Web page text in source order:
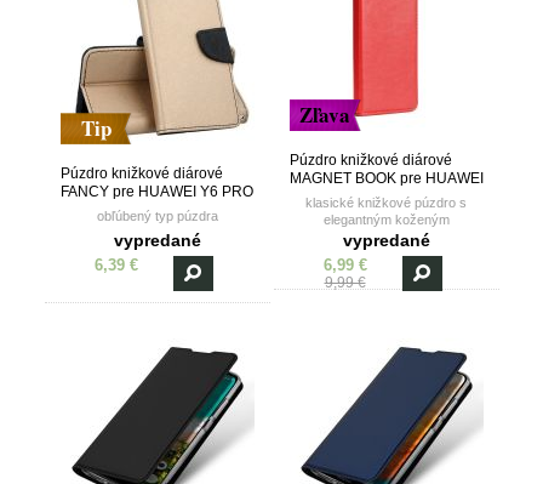
Tip
Púzdro knižkové diárové
FANCY pre HUAWEI Y6 PRO
(2019)/HONOR PLAY 8A -
obľúbený typ púzdra
vypredané
6,39 €
Zľava
Púzdro knižkové diárové
MAGNET BOOK pre HUAWEI
Y6 PRO (2019)/HONOR
PLAY 8A - červené
klasické knižkové púzdro s
elegantným koženým
prešívaním a kvalitným
magnetom
vypredané
6,99 €
9,99 €